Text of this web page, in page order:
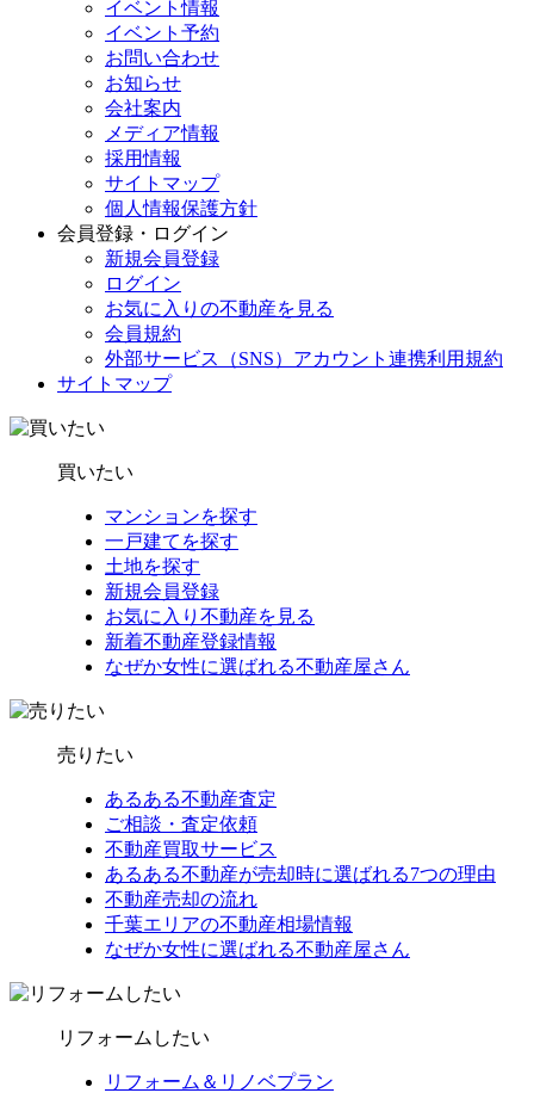
イベント情報
イベント予約
お問い合わせ
お知らせ
会社案内
メディア情報
採用情報
サイトマップ
個人情報保護方針
会員登録・ログイン
新規会員登録
ログイン
お気に入りの不動産を見る
会員規約
外部サービス（SNS）アカウント連携利用規約
サイトマップ
買いたい
マンションを探す
一戸建てを探す
土地を探す
新規会員登録
お気に入り不動産を見る
新着不動産登録情報
なぜか女性に選ばれる不動産屋さん
売りたい
あるある不動産査定
ご相談・査定依頼
不動産買取サービス
あるある不動産が売却時に選ばれる7つの理由
不動産売却の流れ
千葉エリアの不動産相場情報
なぜか女性に選ばれる不動産屋さん
リフォームしたい
リフォーム＆リノベプラン